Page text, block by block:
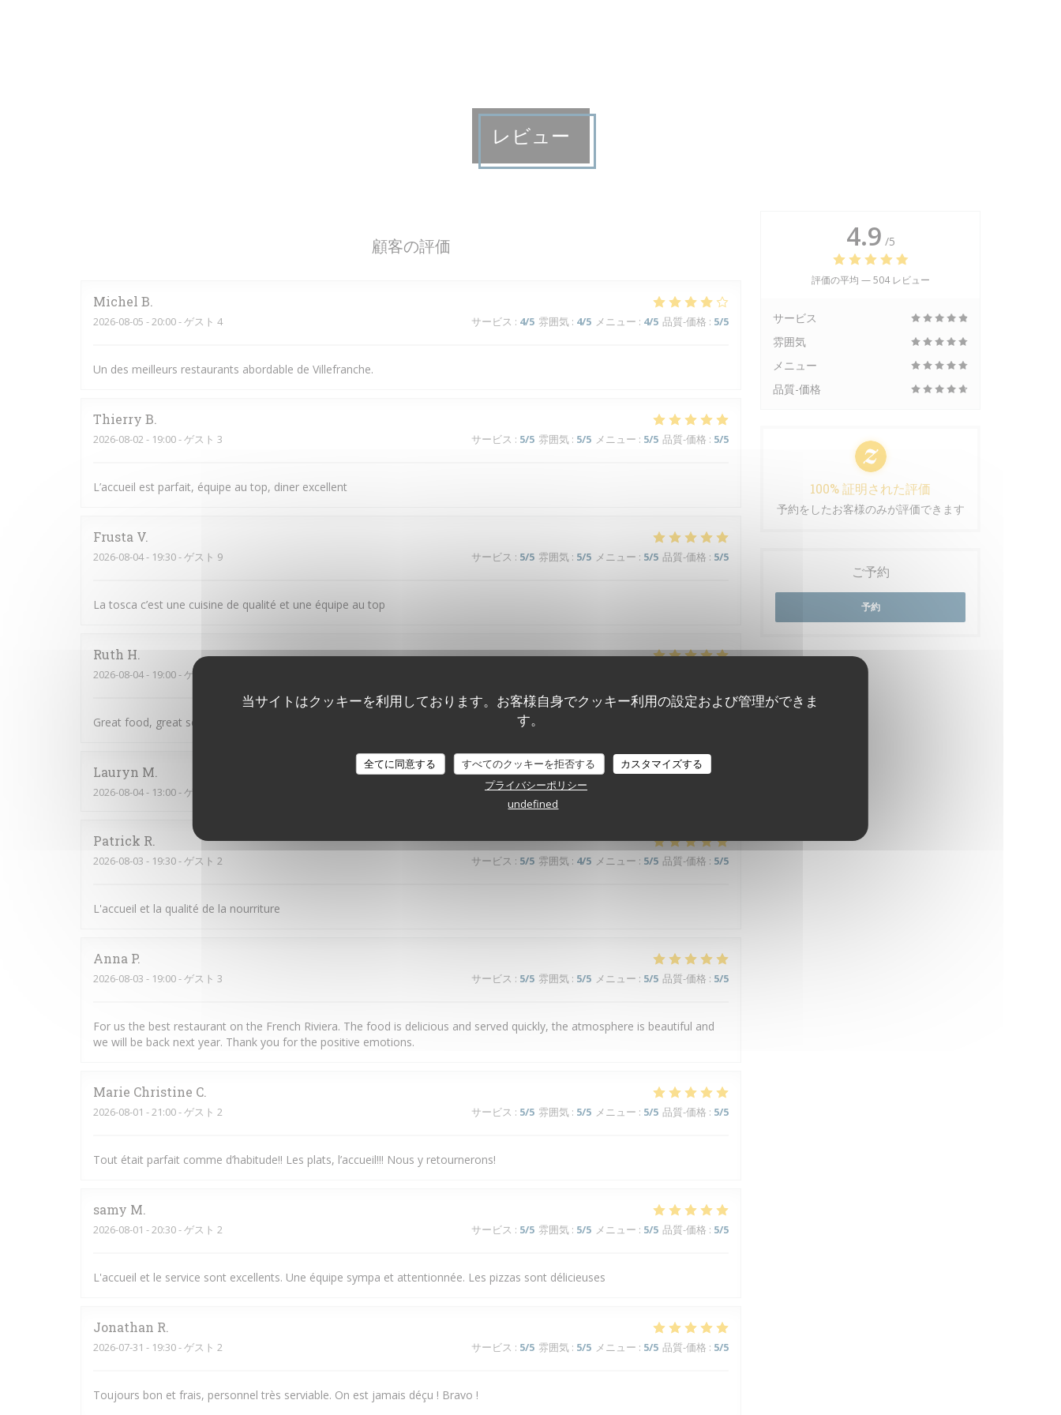
当サイトはクッキーを利用しております。お客様自身でクッキー利用の設定および管理ができま
す。
全てに同意する すべてのクッキーを拒否する
カスタマイズする
プライバシーポリシー
undefined
レビュー
顧客の評価
Michel B
2026-08-05 - 20:00 - ゲスト 4 サービス : 4/5 雰囲気 : 4/5 メニュー : 4/5 品質-価格 : 5/5
Un des meilleurs restaurants abordable de Villefranche.
Thierry B
2026-08-02 - 19:00 - ゲスト 3 サービス : 5/5 雰囲気 : 5/5 メニュー : 5/5 品質-価格 : 5/5
L’accueil est parfait, équipe au top, diner excellent
Frusta V
2026-08-04- 19:30 - ゲスト 9 サービス : 5/5 雰囲気 : 5/5 メニュー : 5/5 品質-価格 : 5/5
La tosca c’est une cuisine de qualité et une équipe au top
Ruth H
2026-08-04- 19:00 - ゲスト 3
Great food, great service, great setting
Lauryn M
2026-08-04- 13:00 - ゲスト 2 サービス:4/5 雰囲気:4/5
Patrick R
2026-08-03 - 19:30 - ゲスト 2 サービス : 5/5 雰囲気 : 4/5 メニュー : 5/5 品質-価格 : 5/5
L'accueil et la qualité de la nourriture
Anna P
2026-08-03 - 19:00 - ゲスト 3 サービス : 5/5 雰囲気 : 5/5 メニュー : 5/5 品質-価格 : 5/5
For us the best restaurant on the French Riviera. The food is delicious and served quickly, the atmosphere is beautiful and
we will be back next year. Thank you for the positive emotions.
Marie Christine C
2026-08-01 - 21:00 - ゲスト 2 サービス : 5/5 雰囲気 : 5/5 メニュー : 5/5 品質-価格 : 5/5
Tout était parfait comme d’habitude!! Les plats, l’accueil!!! Nous y retournerons!
samy M
2026-08-01 - 20:30 - ゲスト 2 サービス : 5/5 雰囲気 : 5/5 メニュー : 5/5 品質-価格 : 5/5
L'accueil et le service sont excellents. Une équipe sympa et attentionnée. Les pizzas sont délicieuses
Jonathan R
2026-07-31 - 19:30 - ゲスト 2 サービス : 5/5 雰囲気 : 5/5 メニュー : 5/5 品質-価格 : 5/5
Toujours bon et frais, personnel très serviable. On est jamais déçu ! Bravo !
4.9 /5
評価の平均 —504 レビュー
サービス
雰囲気
メニュー
品質-価格
100% 証明された評価
予約をしたお客様のみが評価できます
ご予約
予約